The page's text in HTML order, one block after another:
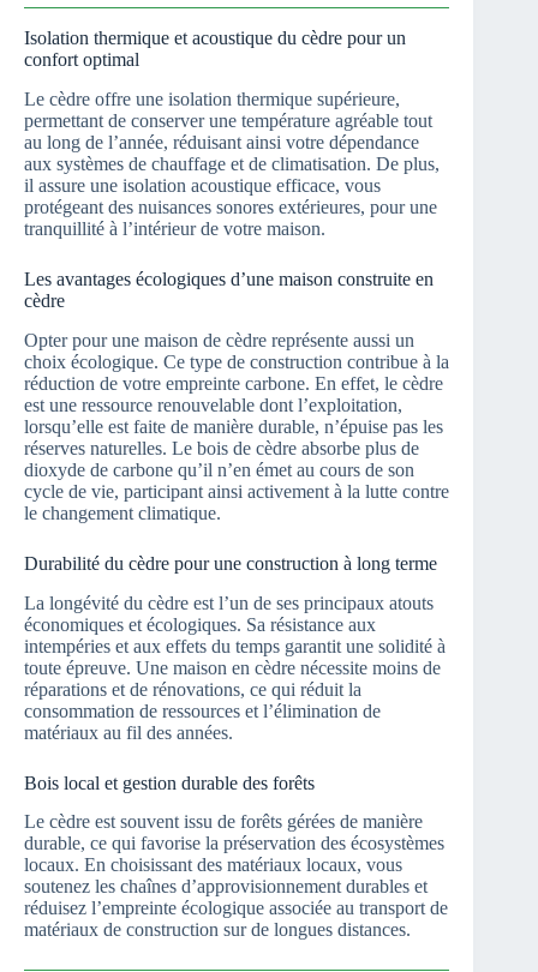
Isolation thermique et acoustique du cèdre pour un
confort optimal
Le cèdre offre une isolation thermique supérieure,
permettant de conserver une température agréable tout
au long de l’année, réduisant ainsi votre dépendance
aux systèmes de chauffage et de climatisation. De plus,
il assure une isolation acoustique efficace, vous
protégeant des nuisances sonores extérieures, pour une
tranquillité à l’intérieur de votre maison.
Les avantages écologiques d’une maison construite en
cèdre
Opter pour une maison de cèdre représente aussi un
choix écologique. Ce type de construction contribue à la
réduction de votre empreinte carbone. En effet, le cèdre
est une ressource renouvelable dont l’exploitation,
lorsqu’elle est faite de manière durable, n’épuise pas les
réserves naturelles. Le bois de cèdre absorbe plus de
dioxyde de carbone qu’il n’en émet au cours de son
cycle de vie, participant ainsi activement à la lutte contre
le changement climatique.
Durabilité du cèdre pour une construction à long terme
La longévité du cèdre est l’un de ses principaux atouts
économiques et écologiques. Sa résistance aux
intempéries et aux effets du temps garantit une solidité à
toute épreuve. Une maison en cèdre nécessite moins de
réparations et de rénovations, ce qui réduit la
consommation de ressources et l’élimination de
matériaux au fil des années.
Bois local et gestion durable des forêts
Le cèdre est souvent issu de forêts gérées de manière
durable, ce qui favorise la préservation des écosystèmes
locaux. En choisissant des matériaux locaux, vous
soutenez les chaînes d’approvisionnement durables et
réduisez l’empreinte écologique associée au transport de
matériaux de construction sur de longues distances.